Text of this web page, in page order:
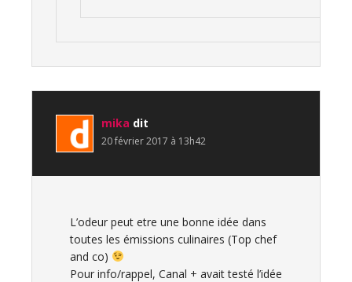
mika dit
20 février 2017 à 13h42
L’odeur peut etre une bonne idée dans
toutes les émissions culinaires (Top chef
and co)
Pour info/rappel, Canal + avait testé l’idée